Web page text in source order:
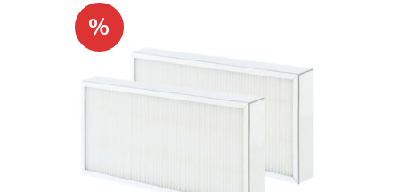
57,00 €.
%